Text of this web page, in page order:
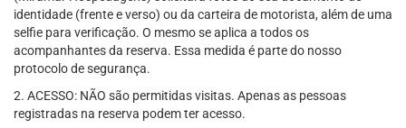
identidade (frente e verso) ou da carteira de motorista, além de uma
selfie para verificação. O mesmo se aplica a todos os
acompanhantes da reserva. Essa medida é parte do nosso
protocolo de segurança.
2. ACESSO: NÃO são permitidas visitas. Apenas as pessoas
registradas na reserva podem ter acesso.